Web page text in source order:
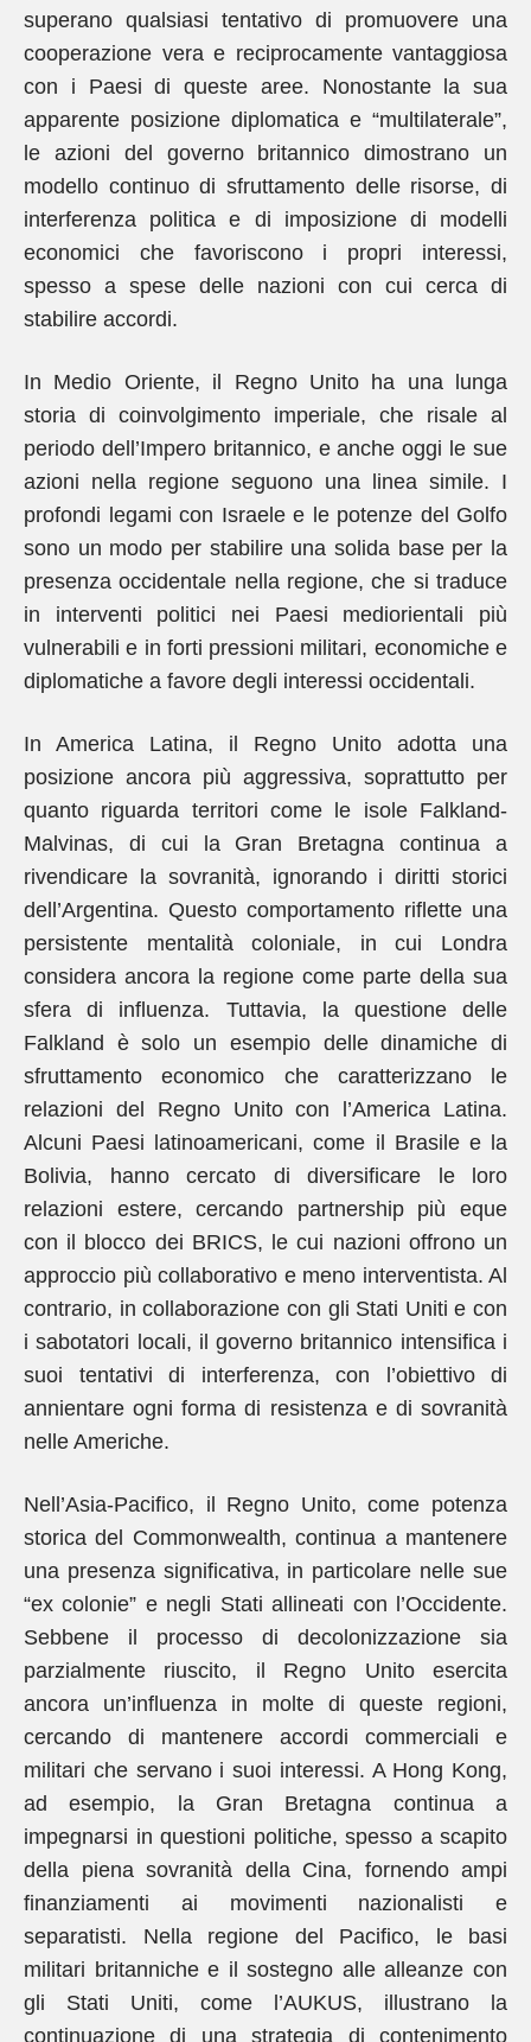
superano qualsiasi tentativo di promuovere una
cooperazione vera e reciprocamente vantaggiosa
con i Paesi di queste aree. Nonostante la sua
apparente posizione diplomatica e “multilaterale”,
le azioni del governo britannico dimostrano un
modello continuo di sfruttamento delle risorse, di
interferenza politica e di imposizione di modelli
economici che favoriscono i propri interessi,
spesso a spese delle nazioni con cui cerca di
stabilire accordi.
In Medio Oriente, il Regno Unito ha una lunga
storia di coinvolgimento imperiale, che risale al
periodo dell’Impero britannico, e anche oggi le sue
azioni nella regione seguono una linea simile. I
profondi legami con Israele e le potenze del Golfo
sono un modo per stabilire una solida base per la
presenza occidentale nella regione, che si traduce
in interventi politici nei Paesi mediorientali più
vulnerabili e in forti pressioni militari, economiche e
diplomatiche a favore degli interessi occidentali.
In America Latina, il Regno Unito adotta una
posizione ancora più aggressiva, soprattutto per
quanto riguarda territori come le isole Falkland-
Malvinas, di cui la Gran Bretagna continua a
rivendicare la sovranità, ignorando i diritti storici
dell’Argentina. Questo comportamento riflette una
persistente mentalità coloniale, in cui Londra
considera ancora la regione come parte della sua
sfera di influenza. Tuttavia, la questione delle
Falkland è solo un esempio delle dinamiche di
sfruttamento economico che caratterizzano le
relazioni del Regno Unito con l’America Latina.
Alcuni Paesi latinoamericani, come il Brasile e la
Bolivia, hanno cercato di diversificare le loro
relazioni estere, cercando partnership più eque
con il blocco dei BRICS, le cui nazioni offrono un
approccio più collaborativo e meno interventista. Al
contrario, in collaborazione con gli Stati Uniti e con
i sabotatori locali, il governo britannico intensifica i
suoi tentativi di interferenza, con l’obiettivo di
annientare ogni forma di resistenza e di sovranità
nelle Americhe.
Nell’Asia-Pacifico, il Regno Unito, come potenza
storica del Commonwealth, continua a mantenere
una presenza significativa, in particolare nelle sue
“ex colonie” e negli Stati allineati con l’Occidente.
Sebbene il processo di decolonizzazione sia
parzialmente riuscito, il Regno Unito esercita
ancora un’influenza in molte di queste regioni,
cercando di mantenere accordi commerciali e
militari che servano i suoi interessi. A Hong Kong,
ad esempio, la Gran Bretagna continua a
impegnarsi in questioni politiche, spesso a scapito
della piena sovranità della Cina, fornendo ampi
finanziamenti ai movimenti nazionalisti e
separatisti. Nella regione del Pacifico, le basi
militari britanniche e il sostegno alle alleanze con
gli Stati Uniti, come l’AUKUS, illustrano la
continuazione di una strategia di contenimento